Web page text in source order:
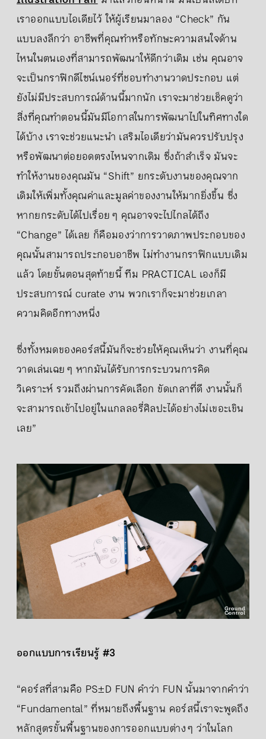
เราออกแบบไอเดียไว้ ให้ผู้เรียนมาลอง “Check” กัน
แบบลงลึกว่า อาชีพที่คุณทำหรือทักษะความสนใจด้าน
ไหนในตนเองที่สามารถพัฒนาให้ดีกว่าเดิม เช่น คุณอาจ
จะเป็นกราฟิกดีไซน์เนอร์ที่ชอบทำงานวาดประกอบ แต่
ยังไม่มีประสบการณ์ด้านนี้มากนัก เราจะมาช่วยเช็คดูว่า
สิ่งที่คุณทำตอนนี้มันมีโอกาสในการพัฒนาไปในทิศทางใด
ได้บ้าง เราจะช่วยแนะนำ เสริมไอเดียว่ามันควรปรับปรุง
หรือพัฒนาต่อยอดตรงไหนจากเดิม ซึ่งถ้าสำเร็จ มันจะ
ทำให้งานของคุณมัน “Shift” ยกระดับงานของคุณจาก
เดิมให้เพิ่มทั้งคุณค่าและมูลค่าของงานให้มากยิ่งขึ้น ซึ่ง
หากยกระดับได้ไปเรื่อย ๆ คุณอาจจะไปไกลได้ถึง
“Change” ได้เลย ก็คือมองว่าการวาดภาพประกอบของ
คุณนั้นสามารถประกอบอาชีพ ไม่ทำงานกราฟิกแบบเดิม
แล้ว โดยขั้นตอนสุดท้ายนี้ ทีม PRACTICAL เองก็มี
ประสบการณ์ curate งาน พวกเราก็จะมาช่วยเกลา
ความคิดอีกทางหนึ่ง
ซึ่งทั้งหมดของคอร์สนี้มันก็จะช่วยให้คุณเห็นว่า งานที่คุณ
วาดเล่นเฉย ๆ หากมันได้รับการกระบวนการคิด
วิเคราะห์ รวมถึงผ่านการคัดเลือก ขัดเกลาที่ดี งานนั้นก็
จะสามารถเข้าไปอยู่ในแกลลอรี่ศิลปะได้อย่างไม่เขอะเขิน
เลย”
ออกแบบการเรียนรู้ #3
“คอร์สที่สามคือ PS±D FUN คำว่า FUN นั้นมาจากคำว่า
“Fundamental” ที่หมายถึงพื้นฐาน คอร์สนี้เราจะพูดถึง
หลักสูตรขั้นพื้นฐานของการออกแบบต่าง ๆ ว่าในโลก